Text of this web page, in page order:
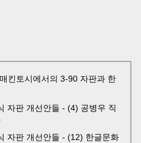
킨토시에서의 3-90 자판과 한
자판 개선안들 - (4) 공병우 직
자판 개선안들 - (12) 한글문화